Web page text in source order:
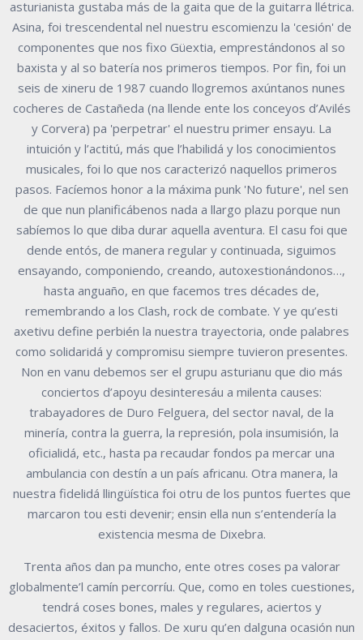
asturianista gustaba más de la gaita que de la guitarra llétrica.
Asina, foi trescendental nel nuestru escomienzu la 'cesión' de
componentes que nos fixo Güextia, emprestándonos al so
baxista y al so batería nos primeros tiempos. Por fin, foi un
seis de xineru de 1987 cuando llogremos axúntanos nunes
cocheres de Castañeda (na llende ente los conceyos d’Avilés
y Corvera) pa 'perpetrar' el nuestru primer ensayu. La
intuición y l’actitú, más que l’habilidá y los conocimientos
musicales, foi lo que nos caracterizó naquellos primeros
pasos. Facíemos honor a la máxima punk 'No future', nel sen
de que nun planificábenos nada a llargo plazu porque nun
sabíemos lo que diba durar aquella aventura. El casu foi que
dende entós, de manera regular y continuada, siguimos
ensayando, componiendo, creando, autoxestionándonos…,
hasta anguaño, en que facemos tres décades de,
remembrando a los Clash, rock de combate. Y ye qu’esti
axetivu define perbién la nuestra trayectoria, onde palabres
como solidaridá y compromisu siempre tuvieron presentes.
Non en vanu debemos ser el grupu asturianu que dio más
conciertos d’apoyu desinteresáu a milenta causes:
trabayadores de Duro Felguera, del sector naval, de la
minería, contra la guerra, la represión, pola insumisión, la
oficialidá, etc., hasta pa recaudar fondos pa mercar una
ambulancia con destín a un país africanu. Otra manera, la
nuestra fidelidá llingüística foi otru de los puntos fuertes que
marcaron tou esti devenir; ensin ella nun s’entendería la
existencia mesma de Dixebra.
Trenta años dan pa muncho, ente otres coses pa valorar
globalmente’l camín percorríu. Que, como en toles cuestiones,
tendrá coses bones, males y regulares, aciertos y
desaciertos, éxitos y fallos. De xuru qu’en dalguna ocasión nun